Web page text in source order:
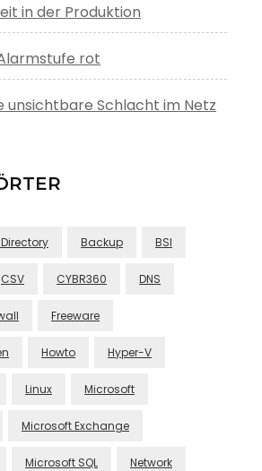
in der Produktion
rot
unsichtbare Schlacht im Netz
Backup BSI
CSV CYBR360 DNS
Freeware
Howto Hyper-V
Linux Microsoft
Microsoft Exchange
Microsoft SQL Network